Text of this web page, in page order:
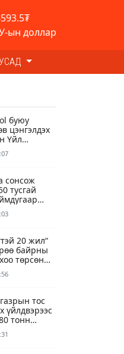
ын доллар
буюу
цэнгэлдэх
Үйл
нийтийн
сонсож
тусгай
20 жил“
байрны
төрсөн
болно
том аз
тос
үйлдвэрээс
тонн
Улсын